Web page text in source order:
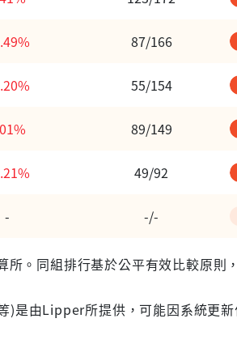
87/166
55/154
89/149
49/92
- -/-
。同組排行基於公平有效比較原則
)是由Lipper所提供，可能因系統更